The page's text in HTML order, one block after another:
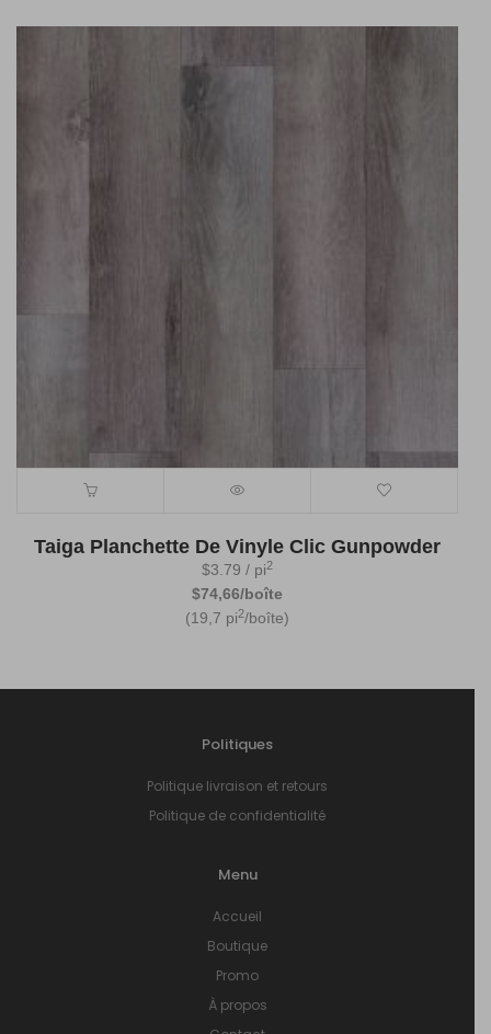
Taiga Planchette De Vinyle Clic Gunpowder
$3.79 / pi2
$74,66/boîte
(19,7 pi2/boîte)
Politiques
Politique livraison et retours
Politique de confidentialité
Menu
Accueil
Boutique
Promo
À propos